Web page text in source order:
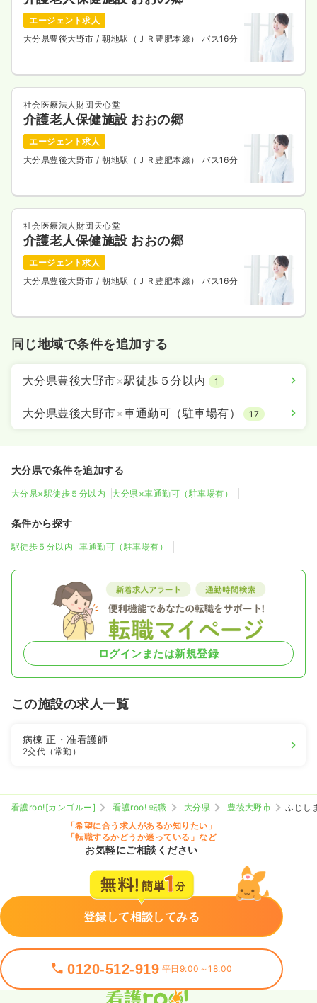
エージェント求人
大分県豊後大野市 / 朝地駅（ＪＲ豊肥本線） バス16分
社会医療法人財団天心堂
介護老人保健施設 おおの郷
エージェント求人
大分県豊後大野市 / 朝地駅（ＪＲ豊肥本線） バス16分
社会医療法人財団天心堂
介護老人保健施設 おおの郷
エージェント求人
大分県豊後大野市 / 朝地駅（ＪＲ豊肥本線） バス16分
同じ地域で条件を追加する
大分県豊後大野市×駅徒歩５分以内 1
大分県豊後大野市×車通勤可（駐車場有） 17
大分県で条件を追加する
大分県×駅徒歩５分以内 大分県×車通勤可（駐車場有）
条件から探す
駅徒歩５分以内 車通勤可（駐車場有）
ログインまたは新規登録
この施設の求人一覧
病棟正・准看護師
2交代（常勤）
看護roo![カンゴルー] 看護roo! 転職 大分県 豊後大野市
ふじし
「希望に合う求人があるか知りたい」
「転職するかどうか迷っている」など
お気軽にご相談ください
登録して相談してみる
0120-512-919 平日9:00～18:00